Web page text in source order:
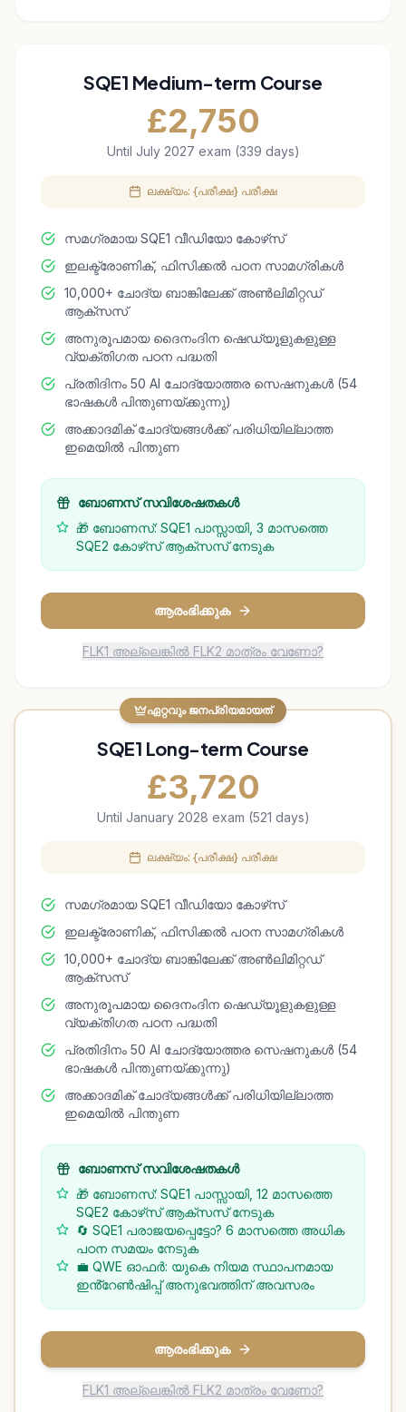
SQE1 Medium-term Course
£2,750
Until July 2027 exam (339 days)
ലക്ഷ്യം: {പരീക്ഷ} പരീക്ഷ
സമഗ്രമായ SQE1 വീഡിയോ കോഴ്‌സ്
ഇലക്ട്രോണിക്, ഫിസിക്കൽ പഠന സാമഗ്രികൾ
10,000+ ചോദ്യ ബാങ്കിലേക്ക് അൺലിമിറ്റഡ്
ആക്സസ്
അനുരൂപമായ ദൈനംദിന ഷെഡ്യൂളുകളുള്ള
വ്യക്തിഗത പഠന പദ്ധതി
പ്രതിദിനം 50 AI ചോദ്യോത്തര സെഷനുകൾ (54
ഭാഷകൾ പിന്തുണയ്ക്കുന്നു)
അക്കാദമിക് ചോദ്യങ്ങൾക്ക് പരിധിയില്ലാത്ത
ഇമെയിൽ പിന്തുണ
ബോണസ് സവിശേഷതകൾ
🎁 ബോണസ്: SQE1 പാസ്സായി, 3 മാസത്തെ
SQE2 കോഴ്‌സ് ആക്‌സസ് നേടുക
ആരംഭിക്കുക
FLK1 അല്ലെങ്കിൽ FLK2 മാത്രം വേണോ?
ഏറ്റവും ജനപ്രിയമായത്
SQE1 Long-term Course
£3,720
Until January 2028 exam (521 days)
ലക്ഷ്യം: {പരീക്ഷ} പരീക്ഷ
സമഗ്രമായ SQE1 വീഡിയോ കോഴ്‌സ്
ഇലക്ട്രോണിക്, ഫിസിക്കൽ പഠന സാമഗ്രികൾ
10,000+ ചോദ്യ ബാങ്കിലേക്ക് അൺലിമിറ്റഡ്
ആക്സസ്
അനുരൂപമായ ദൈനംദിന ഷെഡ്യൂളുകളുള്ള
വ്യക്തിഗത പഠന പദ്ധതി
പ്രതിദിനം 50 AI ചോദ്യോത്തര സെഷനുകൾ (54
ഭാഷകൾ പിന്തുണയ്ക്കുന്നു)
അക്കാദമിക് ചോദ്യങ്ങൾക്ക് പരിധിയില്ലാത്ത
ഇമെയിൽ പിന്തുണ
ബോണസ് സവിശേഷതകൾ
🎁 ബോണസ്: SQE1 പാസ്സായി, 12 മാസത്തെ
SQE2 കോഴ്‌സ് ആക്‌സസ് നേടുക
🔄 SQE1 പരാജയപ്പെട്ടോ? 6 മാസത്തെ അധിക
പഠന സമയം നേടുക
💼 QWE ഓഫർ: യുകെ നിയമ സ്ഥാപനമായ
ഇൻ്റേൺഷിപ്പ് അനുഭവത്തിന് അവസരം
ആരംഭിക്കുക
FLK1 അല്ലെങ്കിൽ FLK2 മാത്രം വേണോ?